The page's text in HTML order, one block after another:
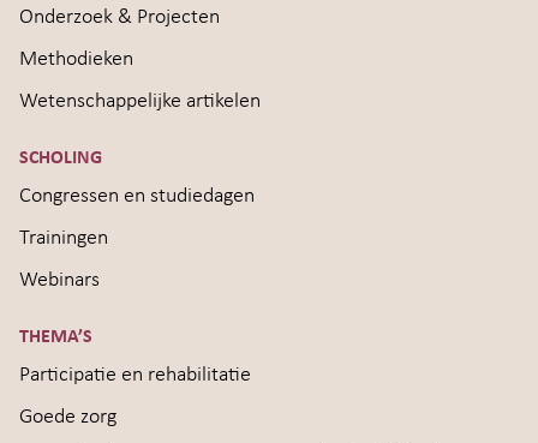
Onderzoek & Projecten
Methodieken
Wetenschappelijke artikelen
SCHOLING
Congressen en studiedagen
Trainingen
Webinars
THEMA’S
Participatie en rehabilitatie
Goede zorg